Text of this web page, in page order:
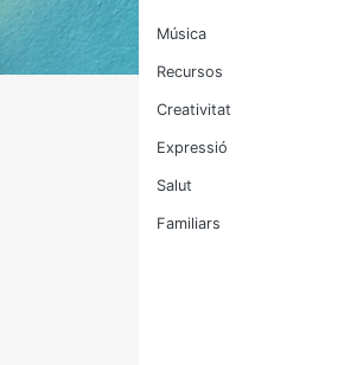
Música
Recursos
Creativitat
Expressió
Salut
Familiars